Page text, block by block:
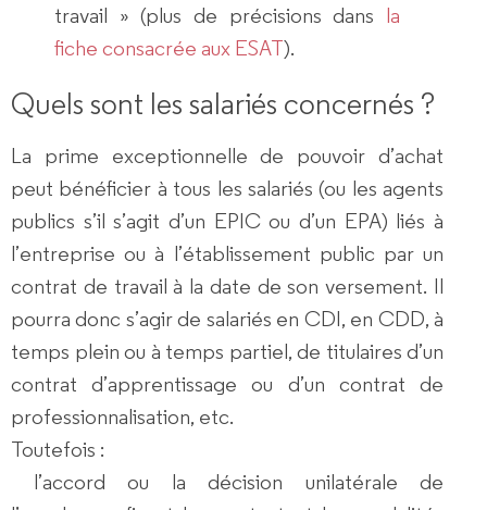
travail » (plus de précisions dans la
fiche consacrée aux ESAT).
Quels sont les salariés concernés ?
La prime exceptionnelle de pouvoir d’achat
peut bénéficier à tous les salariés (ou les agents
publics s’il s’agit d’un EPIC ou d’un EPA) liés à
l’entreprise ou à l’établissement public par un
contrat de travail à la date de son versement. Il
pourra donc s’agir de salariés en CDI, en CDD, à
temps plein ou à temps partiel, de titulaires d’un
contrat d’apprentissage ou d’un contrat de
professionnalisation, etc.
Toutefois :
l’accord ou la décision unilatérale de